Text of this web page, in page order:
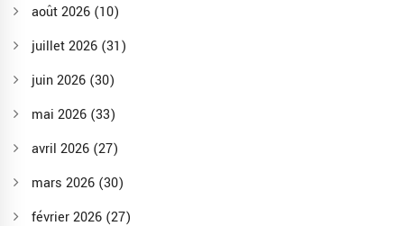
août 2026 (10)
juillet 2026 (31)
juin 2026 (30)
mai 2026 (33)
avril 2026 (27)
mars 2026 (30)
février 2026 (27)